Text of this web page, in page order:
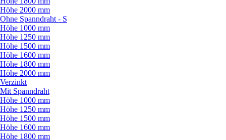
Höhe 2000 mm
Ohne Spanndraht - S
Höhe 1000 mm
Höhe 1250 mm
Höhe 1500 mm
Höhe 1600 mm
Höhe 1800 mm
Höhe 2000 mm
Verzinkt
Mit Spanndraht
Höhe 1000 mm
Höhe 1250 mm
Höhe 1500 mm
Höhe 1600 mm
Höhe 1800 mm